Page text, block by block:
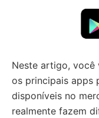
Neste artigo, você
os principais apps
disponíveis no
realmente fazem